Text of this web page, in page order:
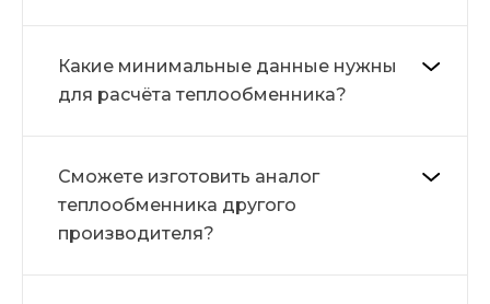
Какие минимальные данные нужны
для расчёта теплообменника?
Сможете изготовить аналог
теплообменника другого
производителя?